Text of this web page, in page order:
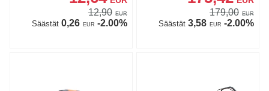
12,90 EUR
Säästät0,26 EUR -2.00%
179,00 EUR
Säästät3,58 EUR -2.00%